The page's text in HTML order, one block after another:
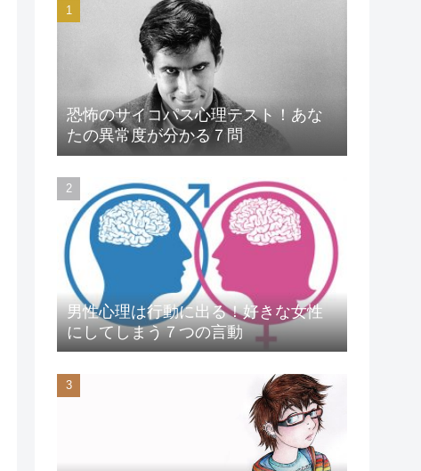
恐怖のサイコパス心理テスト！あな
たの異常度が分かる７問
男性心理は行動に出る！好きな女性
にしてしまう７つの言動